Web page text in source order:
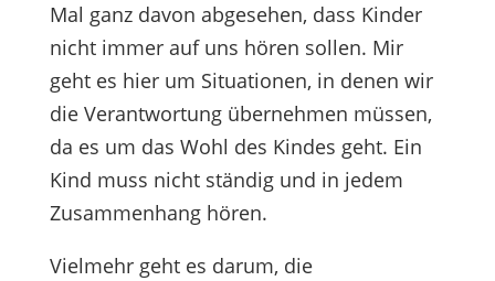
Mal ganz davon abgesehen, dass Kinder
nicht immer auf uns hören sollen. Mir
geht es hier um Situationen, in denen wir
die Verantwortung übernehmen müssen,
da es um das Wohl des Kindes geht. Ein
Kind muss nicht ständig und in jedem
Zusammenhang hören.
Vielmehr geht es darum, die